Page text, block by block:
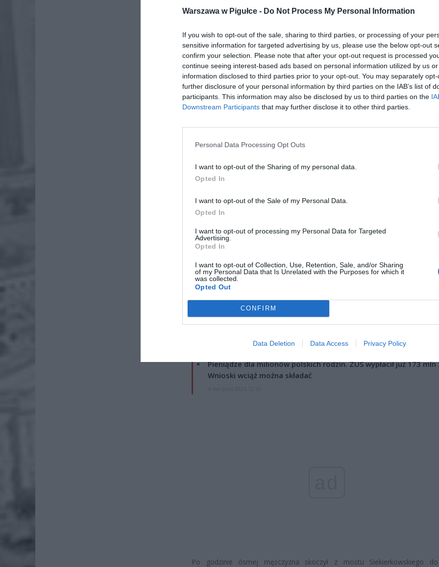
Warszawa w Pigułce - Do Not Process My Personal Information
If you wish to opt-out of the sale, sharing to third parties, or processing of your
sensitive information for targeted advertising by us, please use the below opt-out
confirm your selection. Please note that after your opt-out request is processed
continue seeing interest-based ads based on personal information utilized by us
information disclosed to third parties prior to your opt-out. You may separately
further disclosure of your personal information by third parties on the IAB’s list of
participants. This information may also be disclosed by us to third parties on the
Downstream Participants that may further disclose it to other third parties.
Personal Data Processing Opt Outs
I want to opt-out of the Sharing of my personal data.
Opted In
I want to opt-out of the Sale of my Personal Data.
Opted In
I want to opt-out of processing my Personal Data for Targeted
Advertising.
Opted In
I want to opt-out of Collection, Use, Retention, Sale, and/or Sharing
of my Personal Data that Is Unrelated with the Purposes for which it
was collected.
Opted Out
CONFIRM
Data Deletion Data Access Privacy Policy
ad
Dodaj nas do preferowanych źródeł w Google
ZOBACZ RÓWNIEŻ:
Lidl przecenił hit do kuchni. Air fryer tańszy aż o 150 zł, a to
4 sierpnia 2026 16:06
Pieniądze dla milionów polskich rodzin. ZUS wypłacił już 173 mln
Wnioski wciąż można składać
Po godzinie ósmej mężczyzna skoczył z mostu Siekierkowskiego do